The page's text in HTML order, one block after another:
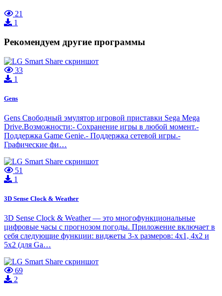
21
1
Рекомендуем другие программы
33
1
Gens
Gens Свободный эмулятор игровой приставки Sega Mega
Drive.Возможности:- Сохранение игры в любой момент.-
Поддержка Game Genie.- Поддержка сетевой игры.-
Графические фи…
51
1
3D Sense Clock & Weather
3D Sense Clock & Weather — это многофункциональные
цифровые часы с прогнозом погоды. Приложение включает в
себя следующие функции: виджеты 3-х размеров: 4х1, 4х2 и
5х2 (для Ga…
69
2